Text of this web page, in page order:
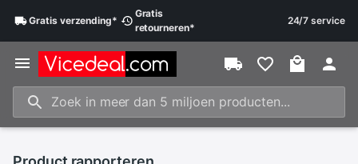
Gratisverzending*
Gratis
retourneren*
24/7 service